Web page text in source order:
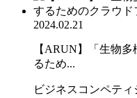
2024.02.21
【ARUN】「生物
るため...
ビジネスコンペティ